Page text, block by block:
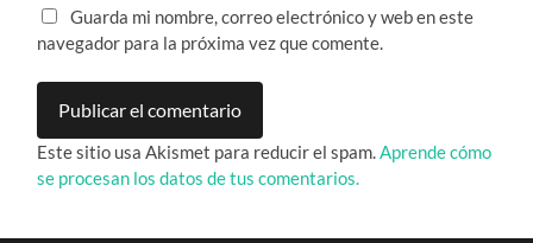
Guarda mi nombre, correo electrónico y web en este
navegador para la próxima vez que comente.
Este sitio usa Akismet para reducir el spam.Aprende cómo
se procesan los datos de tus comentarios.